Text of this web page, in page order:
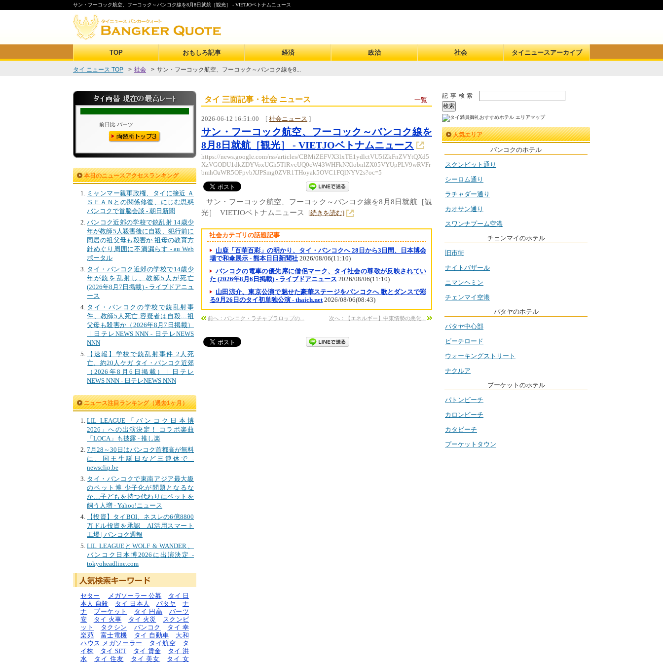
サン・フーコック航空、フーコック～バンコク線を8月8日就航［観光］ - VIETJOベトナムニュース
TOP おもしろ記事 経済 政治 社会 タイニュースアーカイブ
タイ ニュース TOP > 社会 > サン・フーコック航空、フーコック～バンコク線を8...
本日のニュースアクセスランキング
ミャンマー親軍政権、タイに接近 Ａ
ＳＥＡＮとの関係修復、にじむ思惑
バンコクで首脳会談 - 朝日新聞
バンコク近郊の学校で銃乱射 14歳少
年が教師5人殺害後に自殺、犯行前に
同居の祖父母も殺害か 祖母の教育方
針めぐり周囲に不満漏らす - au Web
ポータル
タイ・バンコク近郊の学校で14歳少
年が銃を乱射し、教師5人が死亡
(2026年8月7日掲載) - ライブドアニュ
ース
タイ・バンコクの学校で銃乱射事
件、教師5人死亡 容疑者は自殺…祖
父母も殺害か（2026年8月7日掲載）
｜日テレNEWS NNN - 日テレNEWS
NNN
【速報】学校で銃乱射事件 2人死
亡、約20人ケガ タイ・バンコク近郊
（2026年8月6日掲載）｜日テレ
NEWS NNN - 日テレNEWS NNN
ニュース注目ランキング（過去1ヶ月）
LIL LEAGUE「バンコク日本博
2026」への出演決定！ コラボ楽曲
「LOCA」も披露 - 推し楽
7月28～30日はバンコク首都高が無料
に、国王生誕日など三連休で -
newsclip.be
タイ・バンコクで東南アジア最大級
のペット博 少子化が問題となるな
か…子どもを持つ代わりにペットを
飼う人増 - Yahoo!ニュース
【投資】タイBOI、ネスレの6億8800
万ドル投資を承認 AI活用スマート
工場 | バンコク週報
LIL LEAGUEとWOLF & WANDER、
バンコク日本博2026に出演決定 -
tokyoheadline.com
セター メガソーラー 公募
タイ 日
本人 自殺
タイ 日本人 パタヤ
ナ
ナ
プーケット タイ 円高
バーツ
安
タイ 火事 タイ 火災
スクンビ
ット
タクシン バンコク
タイ 幸
楽苑
富士電機 タイ 自動車
大和
ハウス メガソーラー
タイ航空
タ
イ株
タイ SET タイ 賃金
タイ 洪
水
タイ 住友 タイ 美女 タイ 女
タイ 三面記事・社会 ニュース 一覧
2026-06-12 16:51:00 [ 社会ニュース ]
サン・フーコック航空、フーコック～バンコク線を
8月8日就航［観光］ - VIETJOベトナムニュース
https://news.google.com/rss/articles/CBMiZEFVX3lxTE1ydlctVU5fZkFnZVYtQXd5
XzVGODU1dkZDYVoxUGh5TlRvcUQ0cW43WHFkNXlobnlZX05VYUpPLV9wRVFr
bmhOaWR5OFpvbXJPSmg0ZVR1THoyak5OVC1FQlNYV2s?oc=5
サン・フーコック航空、フーコック～バンコク線を8月8日就航［観
光］ VIETJOベトナムニュース [続きを読む]
社会カテゴリの話題記事
山鹿「百華百彩」の明かり、タイ・バンコクへ 28日から3日間、日本博会
場で和傘展示 - 熊本日日新聞社 2026/08/06(11:10)
バンコクの電車の優先席に僧侶マーク、タイ社会の尊敬が反映されてい
た (2026年8月6日掲載) - ライブドアニュース 2026/08/06(11:10)
山田涼介、東京公演で魅せた豪華ステージをバンコクへ 歌とダンスで彩
る9月26日のタイ初単独公演 - thaich.net2026/08/06(08:43)
前へ：バンコク・ラチャプラロップの... 次へ：【エネルギー】中東情勢の悪化...
記事検索